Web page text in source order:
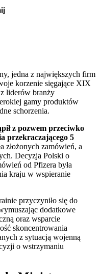
jedna z największych firm
korzenie sięgające XIX
liderów branży
gamy produktów
schorzenia.
z pozwem przeciwko
przekraczającego 5
złożonych zamówień, a
Decyzja Polski o
od Pfizera była
kraju w wspieranie
przyczyniło się do
dodatkowe
oraz wsparcie
skoncentrowania
z sytuacją wojenną
o wstrzymaniu